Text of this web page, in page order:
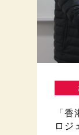
「
ロジ